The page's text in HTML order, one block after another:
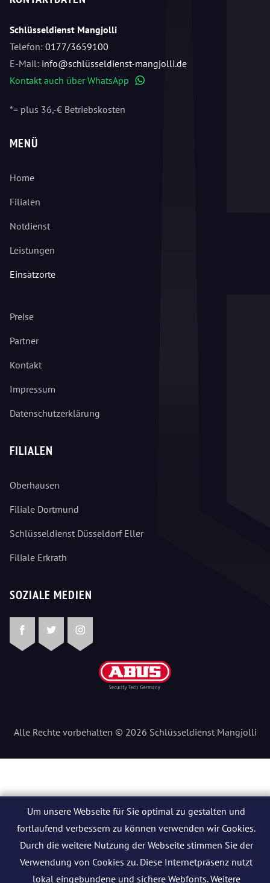
Schlüsseldienst Mangjolli
Telefon: 0177/3659100
E-Mail: info@schlüsseldienst-mangjolli.de
Kontakt auch über WhatsApp
*= plus 36,-€ Betriebskosten
MENÜ
Home
Filialen
Notdienst
Leistungen
Einsatzorte
Preise
Partner
Kontakt
Impressum
Datenschutzerklärung
FILIALEN
Oberhausen
Filiale Dortmund
Schlüsseldienst Düsseldorf Eller
Filiale Erkrath
SOZIALE MEDIEN
FacebookTwitterInstagram
Alle Rechte vorbehalten © 2026 Schlüsseldienst Mangjolli
Um unsere Webseite für Sie optimal zu gestalten und
fortlaufend verbessern zu können verwenden wir Cookies.
Durch die weitere Nutzung der Webseite stimmen Sie der
Verwendung von Cookies zu. Diese Internetpräsenz nutzt
lokal eingebundene und sichere Webfonts. Weitere